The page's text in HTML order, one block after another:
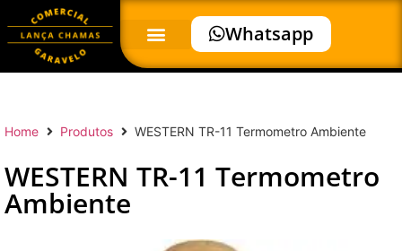
Whatsapp
Home Produtos WESTERN TR-11 Termometro Ambiente
WESTERN TR-11 Termometro
Ambiente